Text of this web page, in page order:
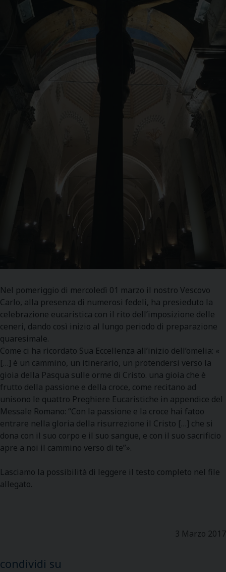
Nel pomeriggio di mercoledì 01 marzo il nostro Vescovo
Carlo, alla presenza di numerosi fedeli, ha presieduto la
celebrazione eucaristica con il rito dell’imposizione delle
ceneri, dando così inizio al lungo periodo di preparazione
quaresimale.
Come ci ha ricordato Sua Eccellenza all’inizio dell’omelia: «
[…] è un cammino, un itinerario, un protendersi verso la
gioia della Pasqua sulle orme di Cristo. una gioia che è
frutto della passione e della croce, come recitano ad
unisono le quattro Preghiere Eucaristiche in appendice del
Messale Romano: “Con la passione e la croce hai fatoo
entrare nella gloria della risurrezione il Cristo […] che si
dona con il suo corpo e il suo sangue, e con il suo sacrificio
apre a noi il cammino verso di te”».
Lasciamo la possibilità di leggere il testo completo nel file
allegato.
3 Marzo 2017
condividi su